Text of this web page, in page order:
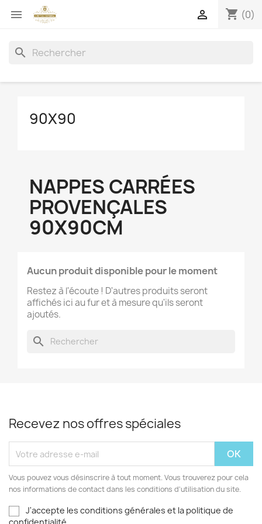
 shopping_cart (0)

search
90X90
NAPPES CARRÉES
PROVENÇALES
90X90CM
Aucun produit disponible pour le moment
Restez à l'écoute ! D'autres produits seront
affichés ici au fur et à mesure qu'ils seront
ajoutés.
search
Recevez nos offres spéciales
Vous pouvez vous désinscrire à tout moment. Vous trouverez pour cela
nos informations de contact dans les conditions d'utilisation du site.
J'accepte les conditions générales et la politique de